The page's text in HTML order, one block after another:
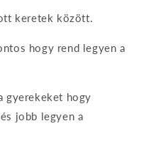
keretek között.
hogy rend legyen a
gyerekeket hogy
jobb legyen a